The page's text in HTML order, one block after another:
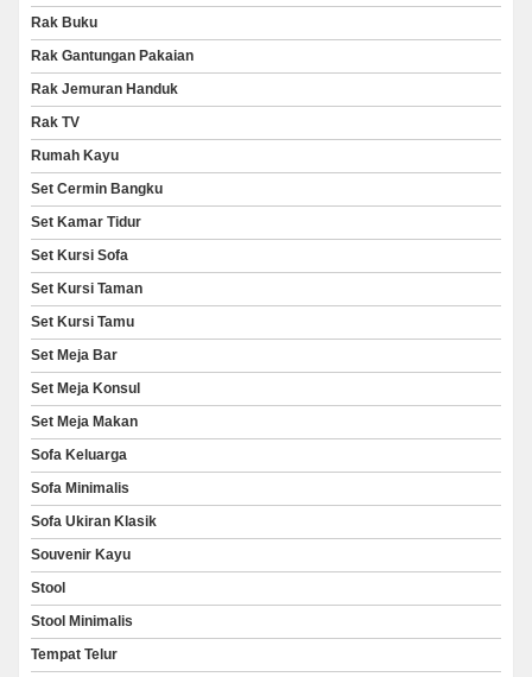
Rak Buku
Rak Gantungan Pakaian
Rak Jemuran Handuk
Rak TV
Rumah Kayu
Set Cermin Bangku
Set Kamar Tidur
Set Kursi Sofa
Set Kursi Taman
Set Kursi Tamu
Set Meja Bar
Set Meja Konsul
Set Meja Makan
Sofa Keluarga
Sofa Minimalis
Sofa Ukiran Klasik
Souvenir Kayu
Stool
Stool Minimalis
Tempat Telur